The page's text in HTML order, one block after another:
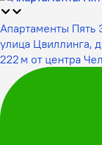
Апартаменты
улица Цвиллинга,
222 м от центра